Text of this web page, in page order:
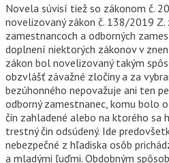
Novela súvisí tiež so zákonom č.
novelizovaný zákon č. 138/2019 Z.
zamestnancoch a odborných
doplnení niektorých zákonov v
zákon bol novelizovaný takým
obzvlášť závažné zločiny a za
bezúhonného nepovažuje ani ten
odborný zamestnanec, komu bolo
čin zahladené alebo na ktorého sa
trestný čin odsúdený. Ide
nebezpečné z hľadiska osôb
a mladými ľuďmi. Obdobným